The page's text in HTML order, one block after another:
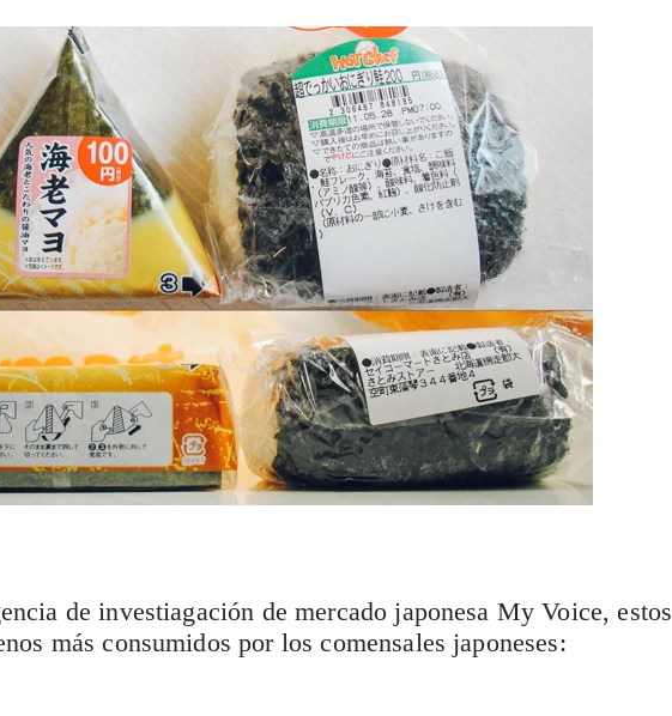
de investiagación de mercado japonesa My Voice, estos
más consumidos por los comensales japoneses: